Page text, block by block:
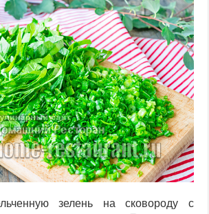
зелень на сковороду с